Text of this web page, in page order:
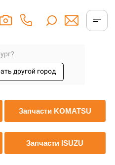
другой город
Запчасти KOMATSU
Запчасти ISUZU